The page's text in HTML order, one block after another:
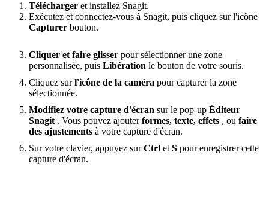
Télécharger et installez Snagit.
Exécutez et connectez-vous à Snagit, puis cliquez sur l'icône
Capturer bouton.
Cliquer et faire glisser pour sélectionner une zone
personnalisée, puis Libération le bouton de votre souris.
Cliquez surl'icône de la caméra pour capturer la zone
sélectionnée.
Modifiez votre capture d'écran sur le pop-up Éditeur
Snagit. Vous pouvez ajouter formes, texte, effets , ou faire
des ajustements à votre capture d'écran.
Sur votre clavier, appuyez surCtrl etS pour enregistrer cette
capture d'écran.